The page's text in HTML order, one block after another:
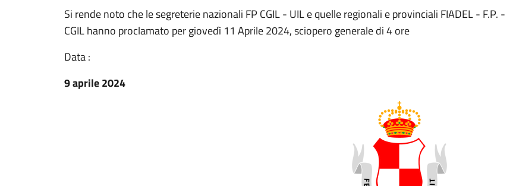
Si rende noto che le segreterie nazionali FP CGIL - UIL e quelle regionali e provinciali FIADEL - F.P. -
CGIL hanno proclamato per giovedì 11 Aprile 2024, sciopero generale di 4 ore
Data :
9 aprile 2024